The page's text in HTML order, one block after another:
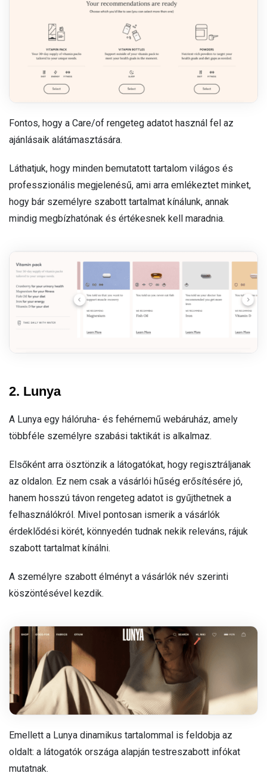
Fontos, hogy a Care/of rengeteg adatot használ fel az
ajánlásaik alátámasztására.
Láthatjuk, hogy minden bemutatott tartalom világos és
professzionális megjelenésű, ami arra emlékeztet minket,
hogy bár személyre szabott tartalmat kínálunk, annak
mindig megbízhatónak és értékesnek kell maradnia.
2. Lunya
A Lunya egy hálóruha- és fehérnemű webáruház, amely
többféle személyre szabási taktikát is alkalmaz.
Elsőként arra ösztönzik a látogatókat, hogy regisztráljanak
az oldalon. Ez nem csak a vásárlói hűség erősítésére jó,
hanem hosszú távon rengeteg adatot is gyűjthetnek a
felhasználókról. Mivel pontosan ismerik a vásárlók
érdeklődési körét, könnyedén tudnak nekik releváns, rájuk
szabott tartalmat kínálni.
A személyre szabott élményt a vásárlók név szerinti
köszöntésével kezdik.
Emellett a Lunya dinamikus tartalommal is feldobja az
oldalt: a látogatók országa alapján testreszabott infókat
mutatnak.